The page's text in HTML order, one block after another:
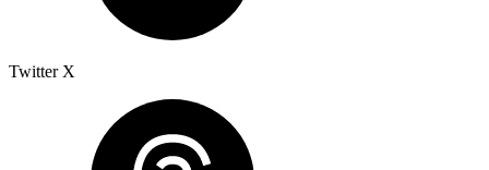
Twitter X